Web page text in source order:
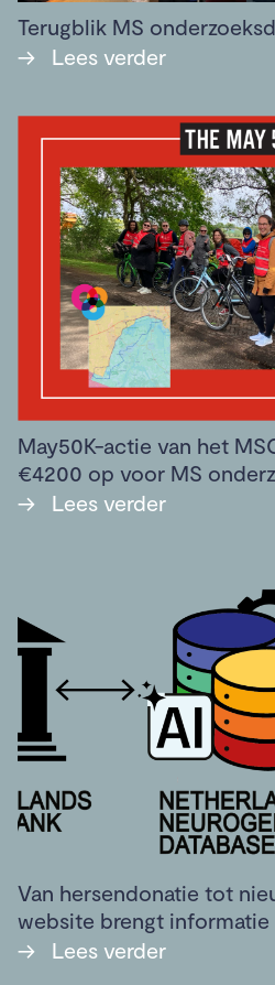
Terugblik MS
→
Lees verder
May50K-actie van het
€4200 op voor MS
→
Lees verder
Van hersendonatie tot
website brengt informatie
→
Lees verder